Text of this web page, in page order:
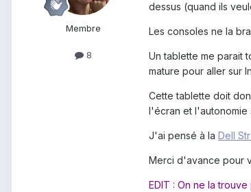
Membre
8
dessus (quand ils
Les consoles ne la
Un tablette me parait
mature pour aller sur
Cette tablette doit
l'écran et l'autonomie
J'ai pensé à la Dell
Merci d'avance pour
EDIT : On ne la